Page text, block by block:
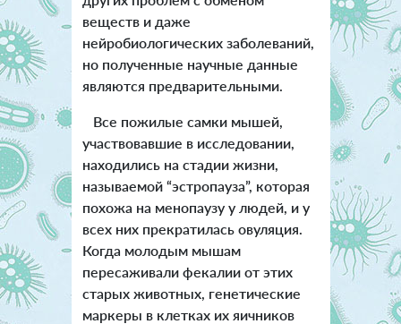
веществ и даже
нейробиологических заболеваний,
но полученные научные данные
являются предварительными.
Все пожилые самки мышей,
участвовавшие в исследовании,
находились на стадии жизни,
называемой “эстропауза”, которая
похожа на менопаузу у людей, и у
всех них прекратилась овуляция.
Когда молодым мышам
пересаживали фекалии от этих
старых животных, генетические
маркеры в клетках их яичников